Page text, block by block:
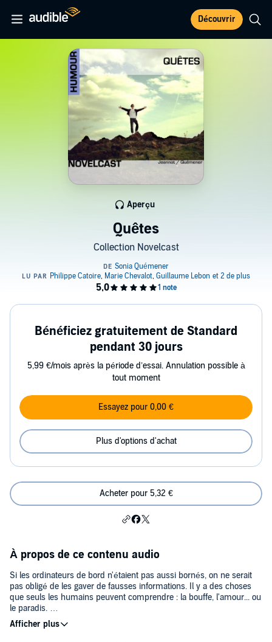
Découvrir
Quêtes
Collection Novelcast
Aperçu
Bénéficiez gratuitement de Standard
pendant 30 jours
5,99 €/mois après la période d’essai. Annulation possible à
tout moment
Essayez pour 0,00 €
Plus d'options d'achat
Acheter pour 5,32 €
À propos de ce contenu audio
Si les ordinateurs de bord n'étaient pas aussi bornés, on ne serait
pas obligé de les gaver de fausses informations. Il y a des choses
que seuls les humains peuvent comprendre : la bouffe, l'amour... ou
le paradis.
Fiction burlesque et pseudoscientifique, ce "space-opéra" loufoque